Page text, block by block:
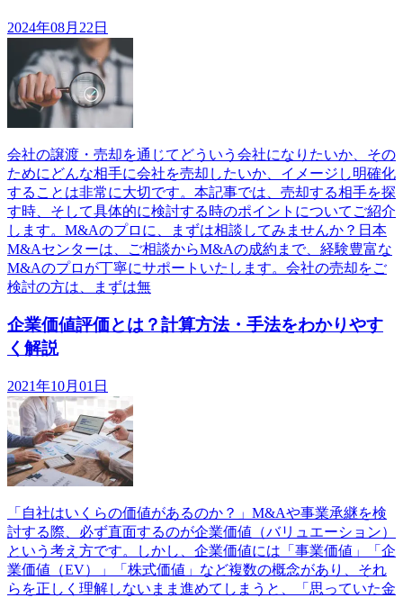
2024年08月22日
会社の譲渡・売却を通じてどういう会社になりたいか、その
ためにどんな相手に会社を売却したいか、イメージし明確化
することは非常に大切です。本記事では、売却する相手を探
す時、そして具体的に検討する時のポイントについてご紹介
します。M&Aのプロに、まずは相談してみませんか？日本
M&Aセンターは、ご相談からM&Aの成約まで、経験豊富な
M&Aのプロが丁寧にサポートいたします。会社の売却をご
検討の方は、まずは無
企業価値評価とは？計算方法・手法をわかりやす
く解説
2021年10月01日
「自社はいくらの価値があるのか？」M&Aや事業承継を検
討する際、必ず直面するのが企業価値（バリュエーション）
という考え方です。しかし、企業価値には「事業価値」「企
業価値（EV）」「株式価値」など複数の概念があり、それ
らを正しく理解しないまま進めてしまうと、「思っていた金